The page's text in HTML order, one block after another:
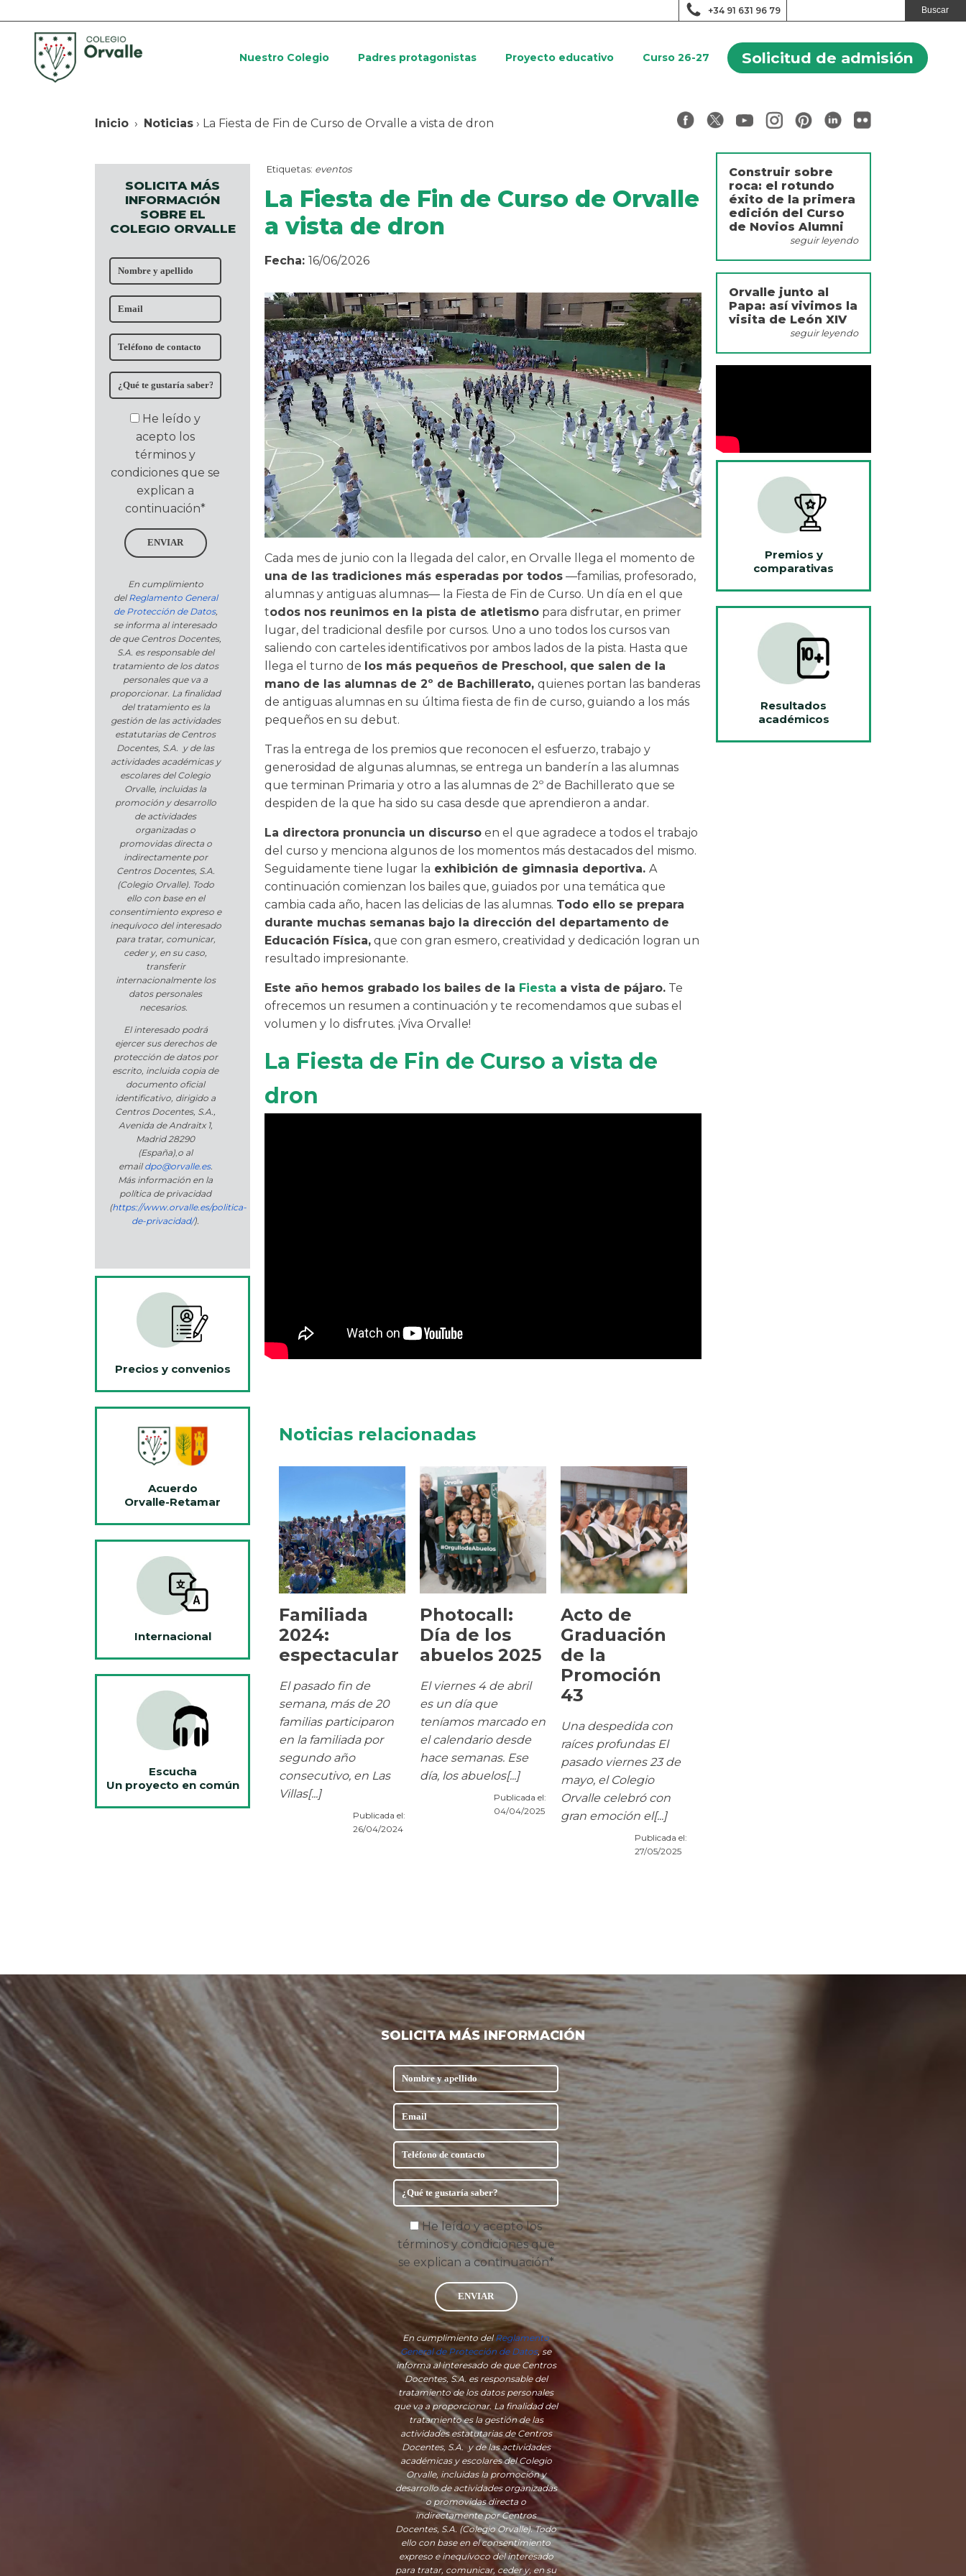
+34 91 631 96 79
Nuestro Colegio Padres protagonistas Proyecto educativo Curso 26-27 Solicitud de admisión
Inicio › Noticias › La Fiesta de Fin de Curso de Orvalle a vista de dron
SOLICITA MÁS
INFORMACIÓN
SOBRE EL
COLEGIO ORVALLE
He leído y
acepto los
términos y
condiciones que se
explican a
continuación*
ENVIAR
En cumplimiento
delReglamento General
de Protección de Datos,
se informa al interesado
de que Centros Docentes,
S.A. es responsable del
tratamiento de los datos
personales que va a
proporcionar. La finalidad
del tratamiento es la
gestión de las actividades
estatutarias de Centros
Docentes, S.A. y de las
actividades académicas y
escolares del Colegio
Orvalle, incluidas la
promoción y desarrollo
de actividades
organizadas o
promovidas directa o
indirectamente por
Centros Docentes, S.A.
(Colegio Orvalle). Todo
ello con base en el
consentimiento expreso e
inequívoco del interesado
para tratar, comunicar,
ceder y, en su caso,
transferir
internacionalmente los
datos personales
necesarios.
El interesado podrá
ejercer sus derechos de
protección de datos por
escrito, incluida copia de
documento oficial
identificativo, dirigido a
Centros Docentes, S.A.,
Avenida de Andraitx 1,
Madrid 28290
(España),o al
emaildpo@orvalle.es.
Más información en la
política de privacidad
(https://www.orvalle.es/politica-
de-privacidad/).
Precios y convenios
Acuerdo
Orvalle-Retamar
Internacional
Escucha
Un proyecto en común
Etiquetas: eventos
La Fiesta de Fin de Curso de Orvalle
a vista de dron
Fecha: 16/06/2026
Cada mes de junio con la llegada del calor, en Orvalle llega el momento de
una de las tradiciones más esperadas por todos —familias, profesorado,
alumnas y antiguas alumnas— la Fiesta de Fin de Curso. Un día en el que
todos nos reunimos en la pista de atletismo para disfrutar, en primer
lugar, del tradicional desfile por cursos. Uno a uno todos los cursos van
saliendo con carteles identificativos por ambos lados de la pista. Hasta que
llega el turno de los más pequeños de Preschool, que salen de la
mano de las alumnas de 2º de Bachillerato, quienes portan las banderas
de antiguas alumnas en su última fiesta de fin de curso, guiando a los más
pequeños en su debut.
Tras la entrega de los premios que reconocen el esfuerzo, trabajo y
generosidad de algunas alumnas, se entrega un banderín a las alumnas
que terminan Primaria y otro a las alumnas de 2º de Bachillerato que se
despiden de la que ha sido su casa desde que aprendieron a andar.
La directora pronuncia un discurso en el que agradece a todos el trabajo
del curso y menciona algunos de los momentos más destacados del mismo.
Seguidamente tiene lugar la exhibición de gimnasia deportiva. A
continuación comienzan los bailes que, guiados por una temática que
cambia cada año, hacen las delicias de las alumnas. Todo ello se prepara
durante muchas semanas bajo la dirección del departamento de
Educación Física, que con gran esmero, creatividad y dedicación logran un
resultado impresionante.
Este año hemos grabado los bailes de la Fiesta a vista de pájaro. Te
ofrecemos un resumen a continuación y te recomendamos que subas el
volumen y lo disfrutes. ¡Viva Orvalle!
La Fiesta de Fin de Curso a vista de
dron
Noticias relacionadas
Familiada
2024:
espectacular
El pasado fin de
semana, más de 20
familias participaron
en la familiada por
segundo año
consecutivo, en Las
Villas[...]
Publicada el:
26/04/2024
Photocall:
Día de los
abuelos 2025
El viernes 4 de abril
es un día que
teníamos marcado en
el calendario desde
hace semanas. Ese
día, los abuelos[...]
Publicada el:
04/04/2025
Acto de
Graduación
de la
Promoción
43
Una despedida con
raíces profundas El
pasado viernes 23 de
mayo, el Colegio
Orvalle celebró con
gran emoción el[...]
Publicada el:
27/05/2025
Construir sobre
roca: el rotundo
éxito de la primera
edición del Curso
de Novios Alumni
seguir leyendo
Orvalle junto al
Papa: así vivimos la
visita de León XIV
seguir leyendo
Premios y
comparativas
Resultados
académicos
SOLICITA MÁS INFORMACIÓN
He leído y acepto los
términos y condiciones que
se explican a continuación*
ENVIAR
En cumplimiento delReglamento
General de Protección de Datos, se
informa al interesado de que Centros
Docentes, S.A. es responsable del
tratamiento de los datos personales
que va a proporcionar. La finalidad del
tratamiento es la gestión de las
actividades estatutarias de Centros
Docentes, S.A. y de las actividades
académicas y escolares del Colegio
Orvalle, incluidas la promoción y
desarrollo de actividades organizadas
o promovidas directa o
indirectamente por Centros
Docentes, S.A. (Colegio Orvalle). Todo
ello con base en el consentimiento
expreso e inequívoco del interesado
para tratar, comunicar, ceder y, en su